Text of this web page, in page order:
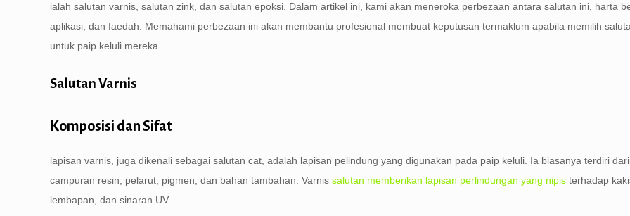
ialah salutan varnis, salutan zink, dan salutan epoksi. Dalam artikel ini, kami akan meneroka perbezaan antara salutan ini, harta
aplikasi, dan faedah. Memahami perbezaan ini akan membantu profesional membuat keputusan termaklum apabila memilih
untuk paip keluli mereka.
Salutan Varnis
Komposisi dan Sifat
lapisan varnis, juga dikenali sebagai salutan cat, adalah lapisan pelindung yang digunakan pada paip keluli. Ia biasanya terdiri
campuran resin, pelarut, pigmen, dan bahan tambahan. Varnissalutan memberikan lapisan perlindungan yang nipis terhadap
lembapan, dan sinaran UV.